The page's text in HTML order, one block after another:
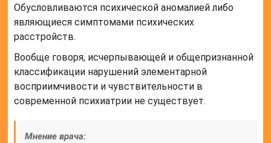
Обусловливаются психической аномалией либо
являющиеся симптомами психических
расстройств.
Вообще говоря, исчерпывающей и общепризнанной
классификации нарушений элементарной
восприимчивости и чувствительности в
современной психиатрии не существует.
Мнение врача: